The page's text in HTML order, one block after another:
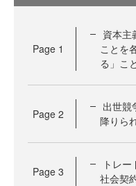
Page 1
資本主
ことを
る」こと
Page 2
出世競
降りら
Page 3
トレ
社会契